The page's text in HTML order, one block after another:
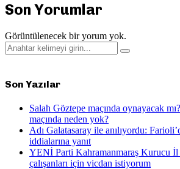
Son Yorumlar
Görüntülenecek bir yorum yok.
Search
for:
Search
Son Yazılar
Salah Göztepe maçında oynayacak
maçında neden yok?
Adı Galatasaray ile anılıyordu:
iddialarına yanıt
YENİ Parti Kahramanmaraş Kurucu İl
çalışanları için vicdan istiyorum